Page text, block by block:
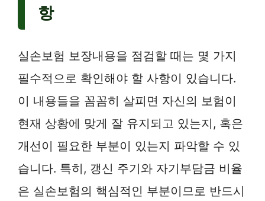
항
실손보험 보장내용을 점검할 때는 몇 가지
필수적으로 확인해야 할 사항이 있습니다.
이 내용들을 꼼꼼히 살피면 자신의 보험이
현재 상황에 맞게 잘 유지되고 있는지, 혹은
개선이 필요한 부분이 있는지 파악할 수 있
습니다. 특히, 갱신 주기와 자기부담금 비율
은 실손보험의 핵심적인 부분이므로 반드시